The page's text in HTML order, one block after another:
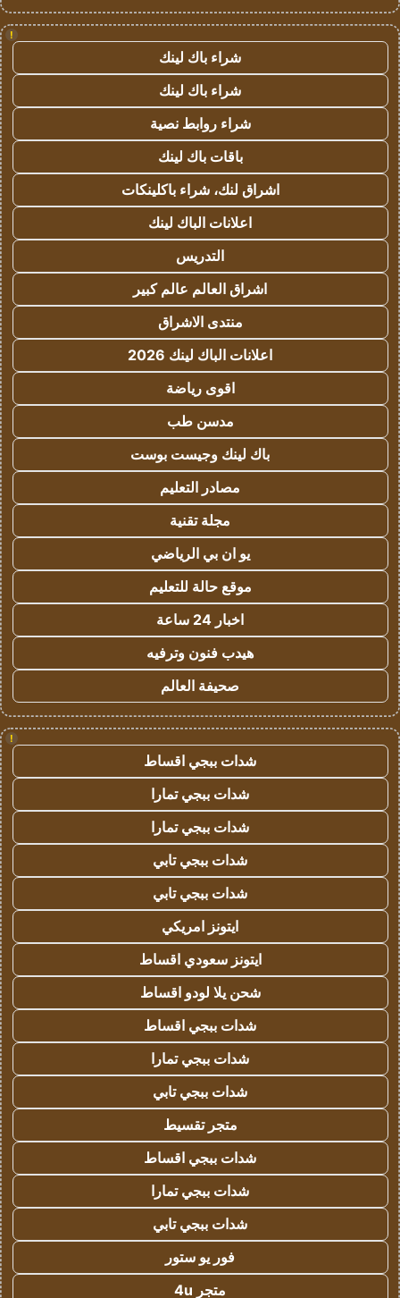
!
شراء باك لينك
شراء باك لينك
شراء روابط نصية
باقات باك لينك
اشراق لنك، شراء باكلينكات
اعلانات الباك لينك
التدريس
اشراق العالم عالم كبير
منتدى الاشراق
اعلانات الباك لينك 2026
اقوى رياضة
مدسن طب
باك لينك وجيست بوست
مصادر التعليم
مجلة تقنية
يو ان بي الرياضي
موقع حالة للتعليم
اخبار 24 ساعة
هيدب فنون وترفيه
صحيفة العالم
!
شدات ببجي اقساط
شدات ببجي تمارا
شدات ببجي تمارا
شدات ببجي تابي
شدات ببجي تابي
ايتونز امريكي
ايتونز سعودي اقساط
شحن يلا لودو اقساط
شدات ببجي اقساط
شدات ببجي تمارا
شدات ببجي تابي
متجر تقسيط
شدات ببجي اقساط
شدات ببجي تمارا
شدات ببجي تابي
فور يو ستور
متجر 4u